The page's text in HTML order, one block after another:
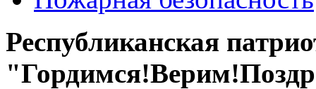
Республиканская